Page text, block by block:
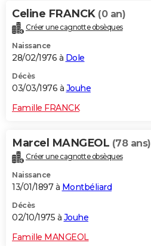
Celine FRANCK (0 an)
Créer une cagnotte obsèques
Naissance
28/02/1976 à Dole
Décès
03/03/1976 à Jouhe
Famille FRANCK
Marcel MANGEOL (78 ans)
Créer une cagnotte obsèques
Naissance
13/01/1897 à Montbéliard
Décès
02/10/1975 à Jouhe
Famille MANGEOL